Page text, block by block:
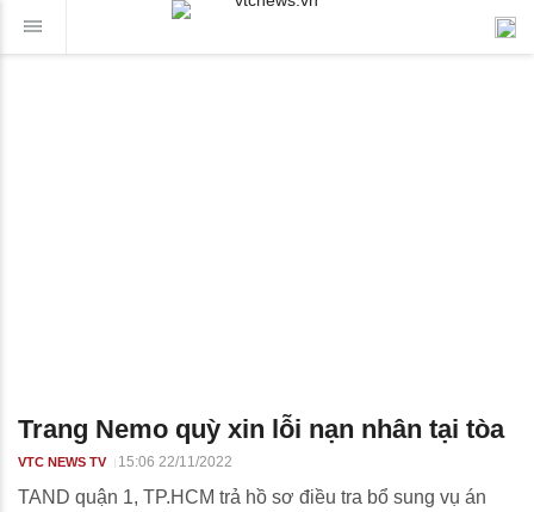
Trang Nemo quỳ xin lỗi nạn nhân tại tòa
VTC NEWS TV 15:06 22/11/2022
TAND quận 1, TP.HCM trả hồ sơ điều tra bổ sung vụ án